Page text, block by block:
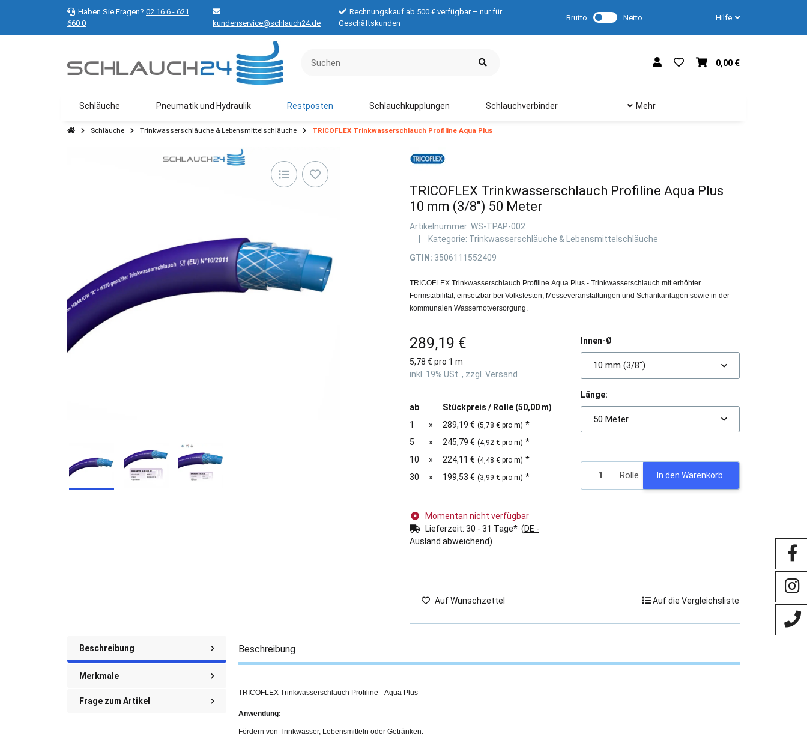
Haben Sie Fragen? 02 16 6 - 621
660 0
kundenservice@schlauch24.de
Rechnungskauf ab 500 € verfügbar – nur für
Geschäftskunden
Brutto Netto Hilfe
0,00 €
Schläuche Pneumatik und Hydraulik Restposten Schlauchkupplungen Schlauchverbinder Mehr
Schläuche Trinkwasserschläuche & Lebensmittelschläuche TRICOFLEX Trinkwasserschlauch Profiline Aqua Plus
TRICOFLEX Trinkwasserschlauch Profiline Aqua Plus
10 mm (3/8") 50 Meter
Artikelnummer: WS-TPAP-002
Kategorie: Trinkwasserschläuche & Lebensmittelschläuche
GTIN: 3506111552409
TRICOFLEX Trinkwasserschlauch Profiline Aqua Plus - Trinkwasserschlauch mit erhöhter
Formstabilität, einsetzbar bei Volksfesten, Messeveranstaltungen und Schankanlagen sowie in der
kommunalen Wassernotversorgung.
289,19 €
5,78 € pro 1 m
inkl. 19% USt. , zzgl. Versand
ab
Stückpreis / Rolle (50,00 m)
1
» 289,19 € (5,78 € pro m) *
5
» 245,79 € (4,92 € pro m) *
10
» 224,11 € (4,48 € pro m) *
30
» 199,53 € (3,99 € pro m) *
Momentan nicht verfügbar
Lieferzeit: 30 - 31 Tage* (DE -
Ausland abweichend)
Innen-Ø
10 mm (3/8")
Länge:
50 Meter
Rolle In den Warenkorb
Auf Wunschzettel Auf die Vergleichsliste
Beschreibung
Merkmale
Frage zum Artikel
Beschreibung
TRICOFLEX Trinkwasserschlauch Profiline - Aqua Plus
Anwendung:
Fördern von Trinkwasser, Lebensmitteln oder Getränken.